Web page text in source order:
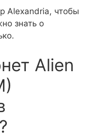
Alexandria, чтобы
знать о
Alien